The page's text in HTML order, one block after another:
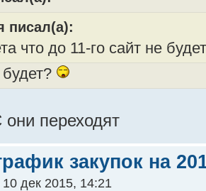
писал(а):
что до 11-го сайт не
переходят
закупок на
10 дек 2015, 14:21